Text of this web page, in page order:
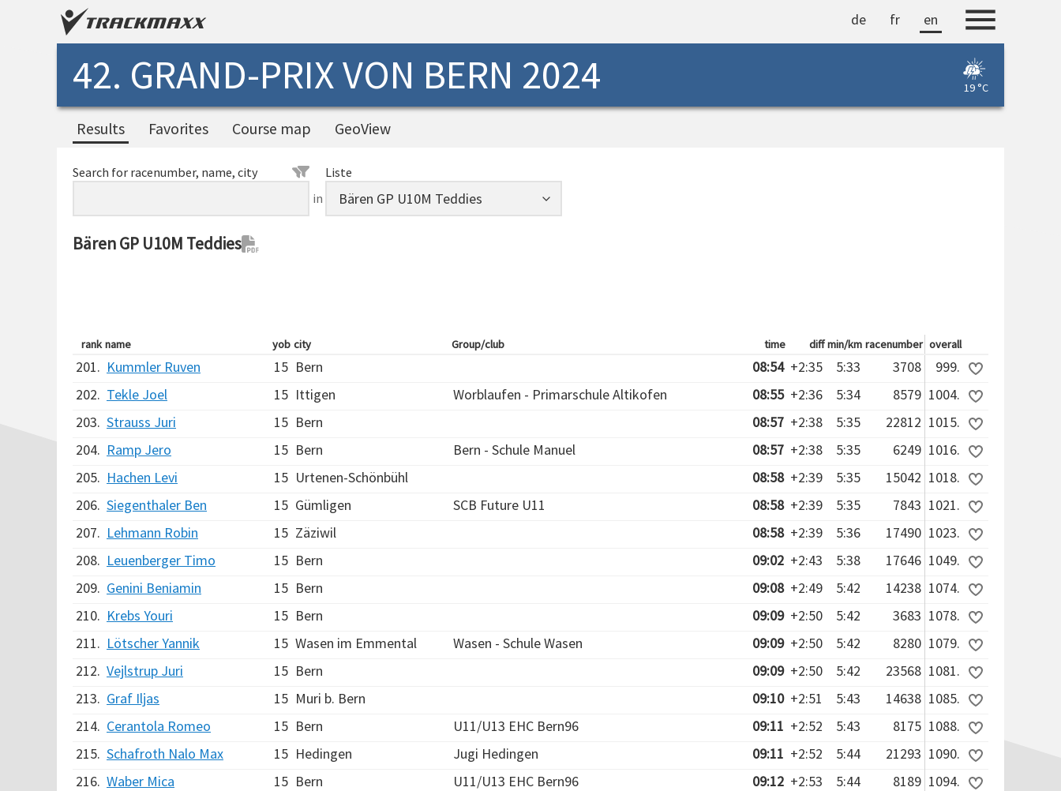
de fr en
42. GRAND-PRIX VON BERN 2024 19 °C
Results Favorites Course map GeoView
Search for racenumber, name, city
in
Liste
Bären GP U10M Teddies
rank name yob city Group/club time diff min/km racenumber overall
201. Kummler Ruven 15 Bern 08:54 +2:35 5:33 3708
999.
202. Tekle Joel 15 Ittigen Worblaufen - Primarschule Altikofen 08:55 +2:36 5:34 8579 1004.
203. Strauss Juri 15 Bern 08:57 +2:38 5:35 22812 1015.
204. Ramp Jero 15 Bern Bern - Schule Manuel 08:57 +2:38 5:35 6249 1016.
205. Hachen Levi 15 Urtenen-Schönbühl 08:58 +2:39 5:35 15042 1018.
206. Siegenthaler Ben 15 Gümligen SCB Future U11 08:58 +2:39 5:35 7843 1021.
207. Lehmann Robin 15 Zäziwil 08:58 +2:39 5:36 17490 1023.
208. Leuenberger Timo 15 Bern 09:02 +2:43 5:38 17646 1049.
209. Genini Beniamin 15 Bern 09:08 +2:49 5:42 14238 1074.
210. Krebs Youri 15 Bern 09:09 +2:50 5:42 3683 1078.
211. Lötscher Yannik 15 Wasen im Emmental Wasen - Schule Wasen 09:09 +2:50 5:42 8280 1079.
212. Vejlstrup Juri 15 Bern 09:09 +2:50 5:42 23568 1081.
213. Graf Iljas 15 Muri b. Bern 09:10 +2:51 5:43 14638 1085.
214. Cerantola Romeo 15 Bern U11/U13 EHC Bern96 09:11 +2:52 5:43 8175 1088.
215. Schafroth Nalo Max 15 Hedingen Jugi Hedingen 09:11 +2:52 5:44 21293 1090.
216. Waber Mica 15 Bern U11/U13 EHC Bern96 09:12 +2:53 5:44 8189 1094.